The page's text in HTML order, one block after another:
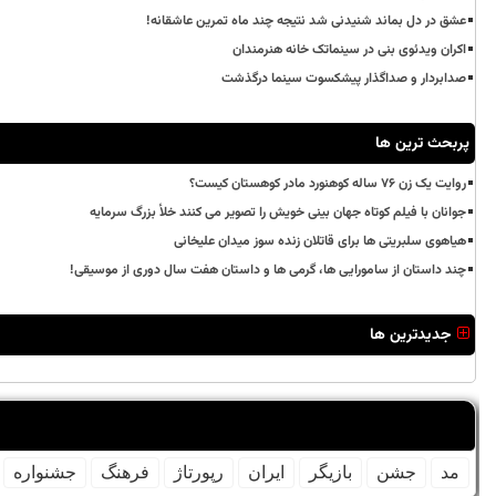
عشق در دل بماند شنیدنی شد نتیجه چند ماه تمرین عاشقانه!
اکران ویدئوی بنی در سینماتک خانه هنرمندان
صدابردار و صداگذار پیشکسوت سینما درگذشت
پربحث ترین ها
روایت یک زن ۷۶ ساله کوهنورد مادر کوهستان کیست؟
جوانان با فیلم کوتاه جهان بینی خویش را تصویر می کنند خلأ بزرگ سرمایه
هیاهوی سلبریتی ها برای قاتلان زنده سوز میدان علیخانی
چند داستان از سامورایی ها، گرمی ها و داستان هفت سال دوری از موسیقی!
جدیدترین ها
مد جشن بازیگر ایران رپورتاژ فرهنگ جشنواره